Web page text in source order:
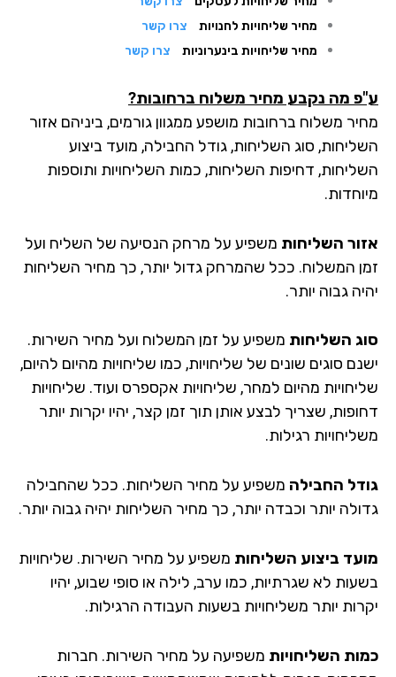
מחיר שליחויות לחנויות
צרו קשר
מחיר שליחויות בינערוניות
צרו קשר
מה נקבע מחיר משלוח ברחובות?
משלוח ברחובות מושפע ממגוון גורמים, ביניהם אזור
סוג השליחות, גודל החבילה, מועד ביצוע
דחיפות השליחות, כמות השליחויות ותוספות
השליחותמשפיע על מרחק הנסיעה של השליח ועל
המשלוח. ככל שהמרחק גדול יותר, כך מחיר השליחות
גבוה יותר.
השליחותמשפיע על זמן המשלוח ועל מחיר השירות.
סוגים שונים של שליחויות, כמו שליחויות מהיום להיום,
מהיום למחר, שליחויות אקספרס ועוד. שליחויות
שצריך לבצע אותן תוך זמן קצר, יהיו יקרות יותר
רגילות.
החבילהמשפיע על מחיר השליחות. ככל שהחבילה
יותר וכבדה יותר, כך מחיר השליחות יהיה גבוה יותר.
ביצוע השליחותמשפיע על מחיר השירות. שליחויות
לא שגרתיות, כמו ערב, לילה או סופי שבוע, יהיו
יותר משליחויות בשעות העבודה הרגילות.
השליחויותמשפיעה על מחיר השירות. חברות